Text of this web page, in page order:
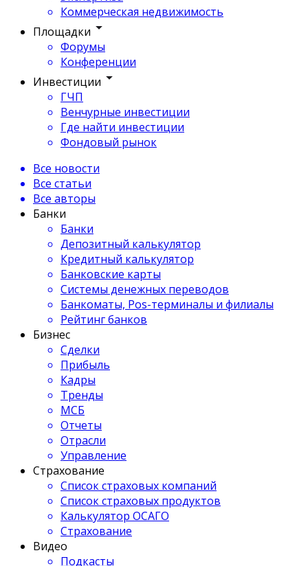
Коммерческая недвижимость
Площадки
Форумы
Конференции
Инвестиции
ГЧП
Венчурные инвестиции
Где найти инвестиции
Фондовый рынок
Все новости
Все статьи
Все авторы
Банки
Банки
Депозитный калькулятор
Кредитный калькулятор
Банковские карты
Системы денежных переводов
Банкоматы, Pos-терминалы и филиалы
Рейтинг банков
Бизнес
Сделки
Прибыль
Кадры
Тренды
МСБ
Отчеты
Отрасли
Управление
Страхование
Список страховых компаний
Список страховых продуктов
Калькулятор ОСАГО
Страхование
Видео
Подкасты